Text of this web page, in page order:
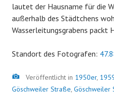
lautet der Hausname für die
außerhalb des Städtchens
Wasserleitungsgrabens packt
Standort des Fotografen:
Bild
Veröffentlicht in 1950er,
Göschweiler Straße, Göschweiler